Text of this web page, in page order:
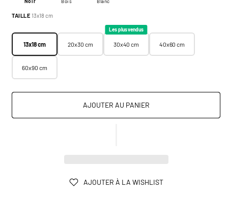
20x30 cm 30x40 cm
TAILLE 13x18 cm
13x18 cm 20x30 cm
Les plus vendus
30x40 cm 40x60 cm
60x90 cm
AJOUTER AU PANIER
AJOUTER À LA WISHLIST